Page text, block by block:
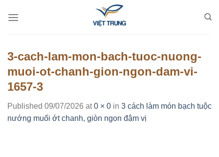
3-cach-lam-mon-bach-tuoc-nuong-
muoi-ot-chanh-gion-ngon-dam-vi-
1657-3
Published 09/07/2026 at0 × 0 in 3 cách làm món bạch tuộc
nướng muối ớt chanh, giòn ngon đậm vị